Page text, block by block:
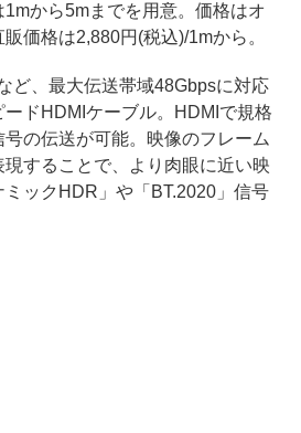
から5mまでを用意。価格はオ
価格は2,880円(税込)/1mから。
ど、最大伝送帯域48Gbpsに対応
ードHDMIケーブル。HDMIで規格
の伝送が可能。映像のフレーム
することで、より肉眼に近い映
ックHDR」や「BT.2020」信号